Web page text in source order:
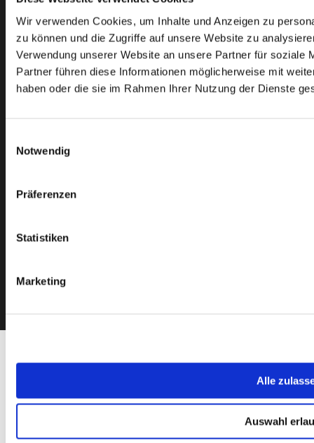
Wir verwenden Cookies, um Inhalte und Anzeigen zu
zu können und die Zugriffe auf unsere Website zu
Verwendung unserer Website an unsere Partner für soziale
Partner führen diese Informationen möglicherweise mit
haben oder die sie im Rahmen Ihrer Nutzung der Dienste
Notwendig
Präferenzen
Statistiken
Marketing
Alle
Auswahl
Riemenscheiben
Rücklaufsperren
Satz
Stirnräder
INFORMATION
Kontakt
Rücksendung
Verkaufsbedingungen